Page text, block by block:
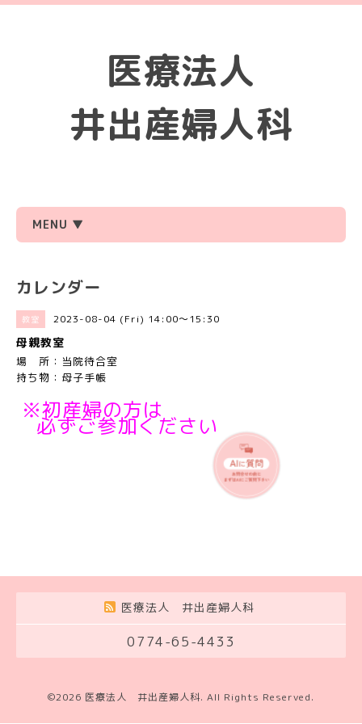
医療法人
井出産婦人科
MENU ▼
カレンダー
教室 2023-08-04 (Fri) 14:00～15:30
母親教室
場 所：当院待合室
持ち物：母子手帳
※初産婦の方は
必ずご参加ください
医療法人 井出産婦人科
0774-65-4433
©2026 医療法人 井出産婦人科. All Rights Reserved.